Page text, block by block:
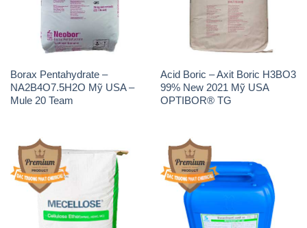
Borax Pentahydrate –
NA2B4O7.5H2O Mỹ USA –
Mule 20 Team
Acid Boric – Axit Boric H3BO3
99% New 2021 Mỹ USA
OPTIBOR® TG